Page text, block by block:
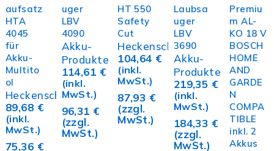
aufsatz
HTA
4045
für
Akku-
Multito
ol
Heckenscheren
89,68 €
(inkl.
MwSt.)
75,36 €
uger
LBV
4090
Akku-
Produkte
114,61 €
(inkl.
MwSt.)
96,31 €
(zzgl.
MwSt.)
HT 550
Safety
Cut
Heckenscheren
104,64 €
(inkl.
MwSt.)
87,93 €
(zzgl.
MwSt.)
Laubsa
uger
LBV
3690
Akku-
Produkte
219,35 €
(inkl.
MwSt.)
184,33 €
(zzgl.
MwSt.)
Premiu
m AL-
KO 18 V
BOSCH
HOME
AND
GARDE
N
COMPA
TIBLE
inkl. 2
Akkus